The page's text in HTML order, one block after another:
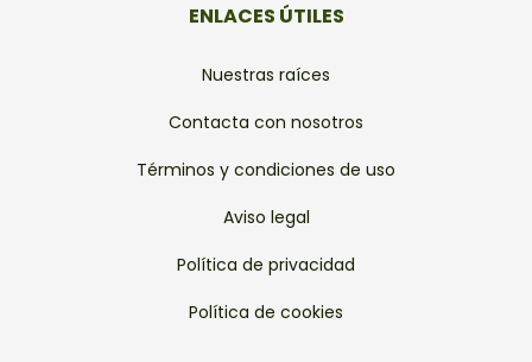
ENLACES ÚTILES
Nuestras raíces
Contacta con nosotros
Términos y condiciones de uso
Aviso legal
Política de privacidad
Política de cookies